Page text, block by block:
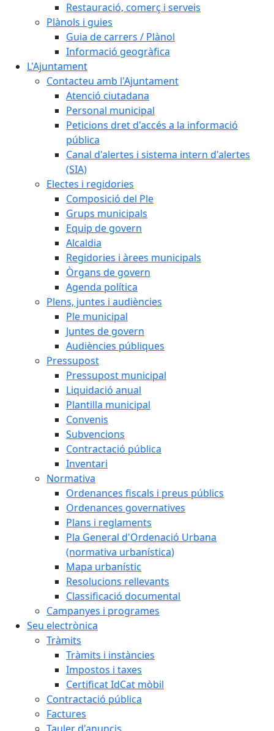
Restauració, comerç i serveis
Plànols i guies
Guia de carrers / Plànol
Informació geogràfica
L'Ajuntament
Contacteu amb l'Ajuntament
Atenció ciutadana
Personal municipal
Peticions dret d'accés a la informació
pública
Canal d'alertes i sistema intern d'alertes
(SIA)
Electes i regidories
Composició del Ple
Grups municipals
Equip de govern
Alcaldia
Regidories i àrees municipals
Òrgans de govern
Agenda política
Plens, juntes i audiències
Ple municipal
Juntes de govern
Audiències públiques
Pressupost
Pressupost municipal
Liquidació anual
Plantilla municipal
Convenis
Subvencions
Contractació pública
Inventari
Normativa
Ordenances fiscals i preus públics
Ordenances governatives
Plans i reglaments
Pla General d'Ordenació Urbana
(normativa urbanística)
Mapa urbanístic
Resolucions rellevants
Classificació documental
Campanyes i programes
Seu electrònica
Tràmits
Tràmits i instàncies
Impostos i taxes
Certificat IdCat mòbil
Contractació pública
Factures